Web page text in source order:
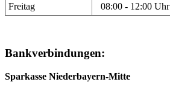
Freitag
08:00 - 12:00 Uhr
Bankverbindungen:
Sparkasse Niederbayern-Mitte